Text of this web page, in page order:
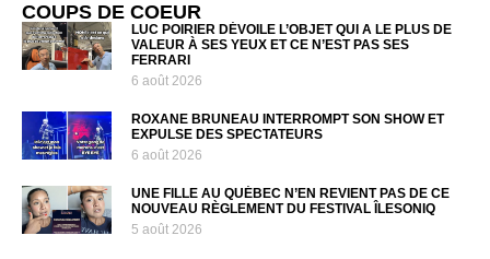
COUPS DE COEUR
LUC POIRIER DÉVOILE L’OBJET QUI A LE PLUS DE
VALEUR À SES YEUX ET CE N’EST PAS SES
FERRARI
6 août 2026
ROXANE BRUNEAU INTERROMPT SON SHOW ET
EXPULSE DES SPECTATEURS
6 août 2026
UNE FILLE AU QUÉBEC N’EN REVIENT PAS DE CE
NOUVEAU RÈGLEMENT DU FESTIVAL ÎLESONIQ
5 août 2026